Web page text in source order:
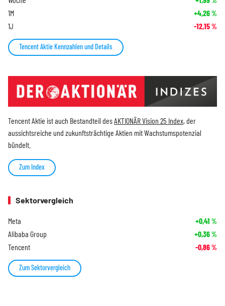
1M +4,26%
1J -12,15%
Tencent Aktie Kennzahlen und Details
Tencent Aktie ist auch Bestandteil desAKTIONÄR Vision 25 Index, der
aussichtsreiche und zukunftsträchtige Aktien mit Wachstumspotenzial
bündelt.
Zum Index
Sektorvergleich
Meta +0,41 %
Alibaba Group +0,36%
Tencent -0,86%
Zum Sektorvergleich